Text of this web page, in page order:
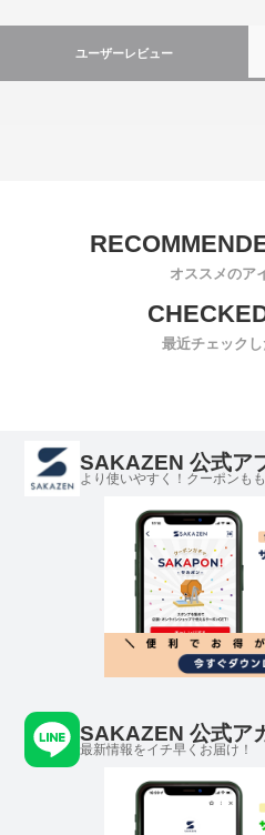
ユーザーレビュー
オススメのア
最近チェック
SAKAZEN 公式ア
より使いやすく！クーポンも
SAKAZEN 公式ア
最新情報をイチ早くお届け！